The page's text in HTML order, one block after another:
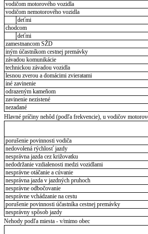
vodičom motorového vozidla
vodičom nemotorového vozidla
deťmi
chodcom
deťmi
zamestnancom SŽD
iným účastníkom cestnej premávky
závadou komunikácie
technickou závadou vozidla
lesnou zverou a domácimi zvieratami
iné zavinenie
odrazeným kameňom
zavinenie nezistené
nezadané
Hlavné príčiny nehôd (podľa frekvencie), u vodičov
porušenie povinnosti vodiča
nedovolená rýchlosť jazdy
nesprávna jazda cez križovatku
nedodržanie vzdialenosti medzi vozidlami
nesprávne otáčanie a cúvanie
nesprávna jazda v jazdných pruhoch
nesprávne odbočovanie
nesprávne vchádzanie na cestu
porušenie povinnosti účastníka cestnej premávky
nesprávny spôsob jazdy
Nehody podľa miesta - v/mimo obec